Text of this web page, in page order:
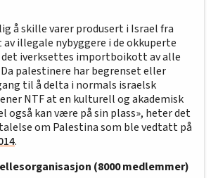
å skille varer produsert i Israel fra
illegale nybyggere i de okkuperte
det iverksettes importboikott av alle
palestinere har begrenset eller
til å delta i normals israelsk
NTF at en kulturell og akademisk
også kan være på sin plass», heter det
om Palestina som ble vedtatt på
.
(8000 medlemmer)